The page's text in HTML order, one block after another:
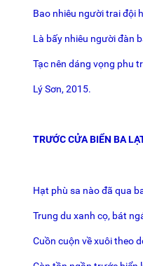
Bao nhiêu người trai đội
Là bấy nhiêu người đàn
Tạc nên dáng vọng phu
Lý Sơn, 2015.
TRƯỚC CỬA BIỂN BA
Hạt phù sa nào đã qua
Trung du xanh cọ, bát
Cuồn cuộn về xuôi theo